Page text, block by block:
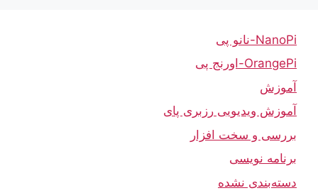
NanoPi-نانو پی
OrangePi-اورنج پی
آموزش
آموزش ویدیویی رزبری پای
بررسی و سخت افزار
برنامه نویسی
دسته‌بندی نشده